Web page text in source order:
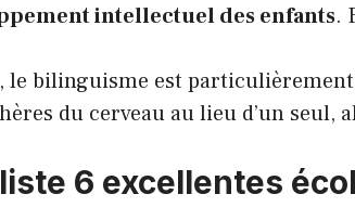
intellectuel des enfants.
le bilinguisme est
du cerveau au lieu d’un seul,
6 excellentes